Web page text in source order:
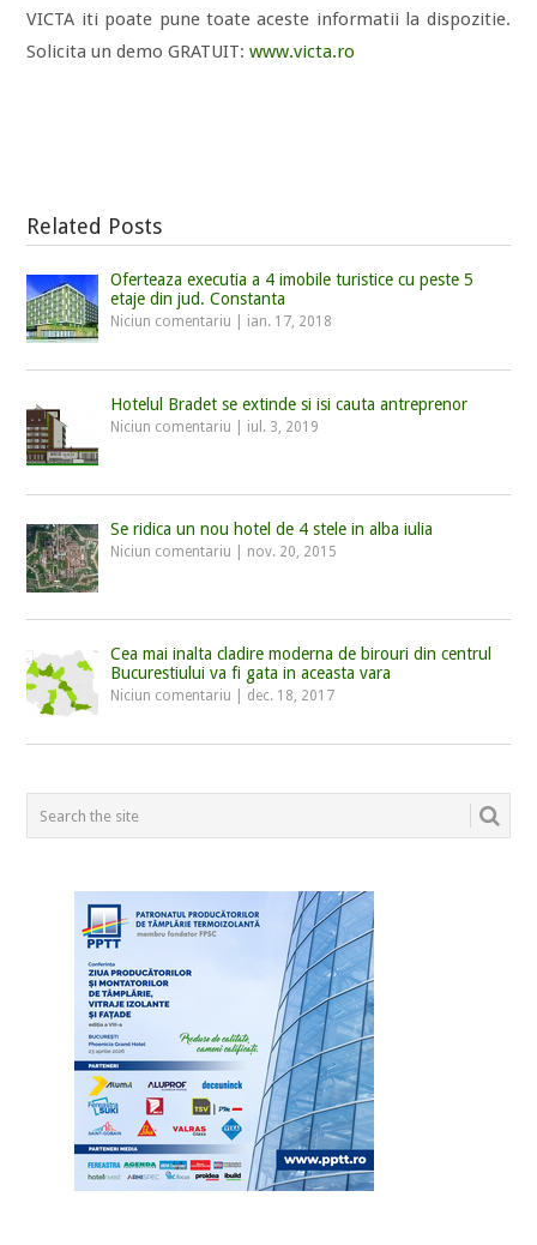
VICTA iti poate pune toate aceste informatii la dispozitie.
Solicita un demo GRATUIT:www.victa.ro
Related Posts
Oferteaza executia a 4 imobile turistice cu peste 5
etaje din jud. Constanta
Niciun comentariu ian. 17, 2018
Hotelul Bradet se extinde si isi cauta antreprenor
Niciun comentariu iul. 3, 2019
Se ridica un nou hotel de 4 stele in alba iulia
Niciun comentariu nov. 20, 2015
Cea mai inalta cladire moderna de birouri din centrul
Bucurestiului va fi gata in aceasta vara
Niciun comentariu dec. 18, 2017